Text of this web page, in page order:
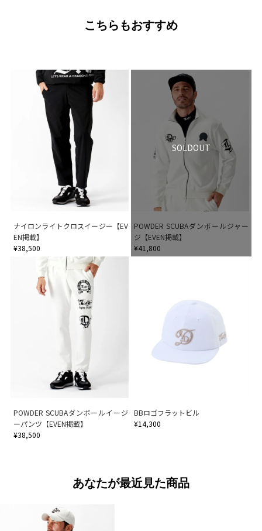
こちらもおすすめ
ナイロンライトクロスイージー【EV
EN掲載】
¥38,500
SOLDOUT
POWDER SCUBAダンボールジャー
ジ【EVEN掲載】
¥41,800
POWDER SCUBAダンボールイージ
ーパンツ【EVEN掲載】
¥38,500
BBロゴフラットビル
¥14,300
あなたが最近見た商品